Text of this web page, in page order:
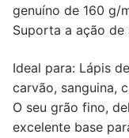
genuíno de 160 g/
Suporta a ação de
Ideal para: Lápis
carvão, sanguina,
O seu grão fino,
excelente base